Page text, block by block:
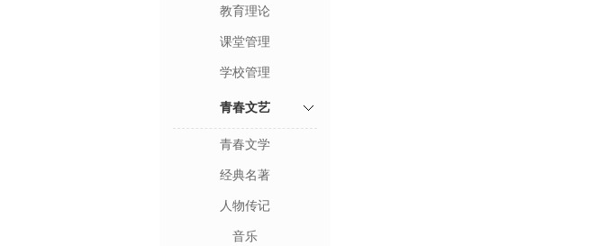
教育理论
课堂管理
学校管理
青春文艺
青春文学
经典名著
人物传记
音乐